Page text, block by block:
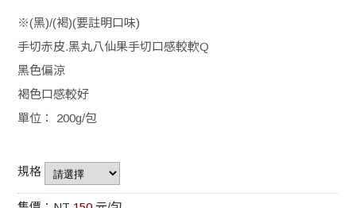
※(黑)/(褐)(要註明口味)
手切赤皮.黑丸八仙果手切口感較軟Q
黑色偏涼
褐色口感較好
單位： 200g/包
規格